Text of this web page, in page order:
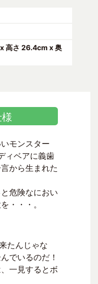
高さ 26.4cm x 奥
モンスター
ィベアに義歯
から生まれた
危険なにおい
・・・。
たんじゃな
でいるのだ！
一見するとボ